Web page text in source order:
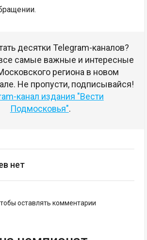
десятки Telegram-каналов?
самые важные и интересные
региона в новом
Не пропусти, подписывайся!
канал издания "Вести
Подмосковья".
нет
оставлять комментарии